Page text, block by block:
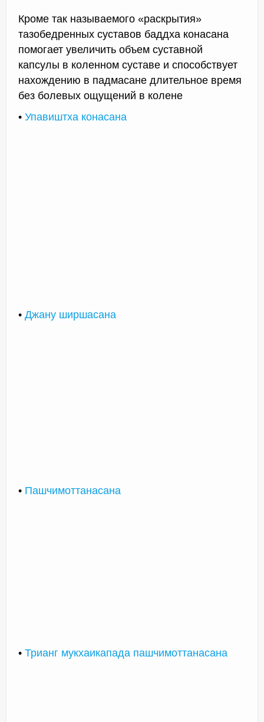
Кроме так называемого «раскрытия»
тазобедренных суставов баддха конасана
помогает увеличить объем суставной
капсулы в коленном суставе и способствует
нахождению в падмасане длительное время
без болевых ощущений в колене
• Упавиштха конасана
• Джану ширшасана
• Пашчимоттанасана
• Трианг мукхаикапада пашчимоттанасана